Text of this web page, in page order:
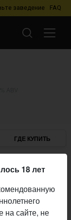
заведение FAQ
ГДЕ КУПИТЬ
18 лет
на сайте, не